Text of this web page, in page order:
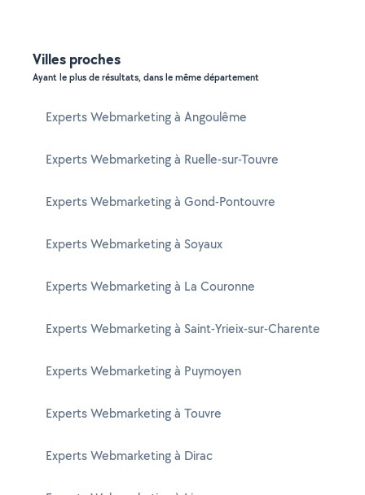
Villes proches
Ayant le plus de résultats, dans le même département
Experts Webmarketing à Angoulême
Experts Webmarketing à Ruelle-sur-Touvre
Experts Webmarketing à Gond-Pontouvre
Experts Webmarketing à Soyaux
Experts Webmarketing à La Couronne
Experts Webmarketing à Saint-Yrieix-sur-Charente
Experts Webmarketing à Puymoyen
Experts Webmarketing à Touvre
Experts Webmarketing à Dirac